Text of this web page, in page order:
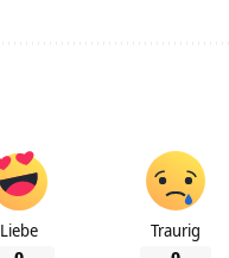
Liebe Traurig